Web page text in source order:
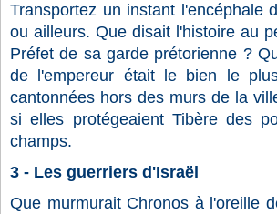
Transportez un instant l'encéphale
ou ailleurs. Que disait l'histoire au
Préfet de sa garde prétorienne ?
de l'empereur était le bien le
cantonnées hors des murs de la
si elles protégeaient Tibère des
champs.
3 - Les guerriers d'Israël
Que murmurait Chronos à l'oreille